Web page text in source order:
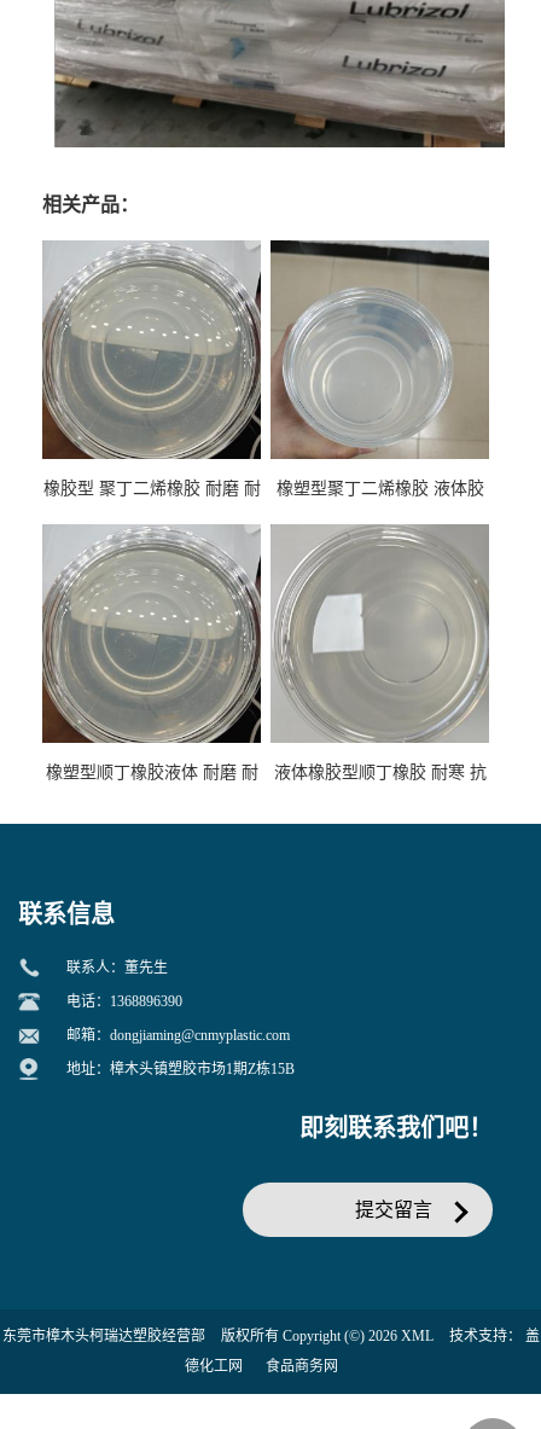
相关产品：
橡胶型 聚丁二烯橡胶 耐磨 耐
性
橡塑型聚丁二烯橡胶 液体胶
专用
橡塑型顺丁橡胶液体 耐磨 耐
液体橡胶型顺丁橡胶 耐寒 抗
联系信息
联系人：董先生
电话：1368896390
邮箱： dongjiaming@cnmyplastic.com
地址：樟木头镇塑胶市场1期Z栋15B
即刻联系我们吧！
提交留言
东莞市樟木头柯瑞达塑胶经营部 版权所有 Copyright (©) 2026 XML 技术支持： 盖
德化工网
食品商务网